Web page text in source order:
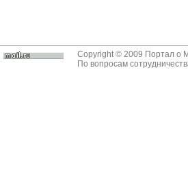
Copyright © 2009 Портал о
По вопросам